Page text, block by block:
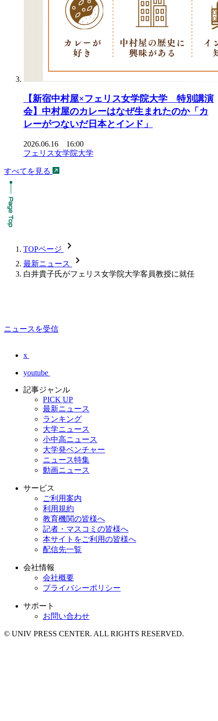
【新宿中村屋×フェリス女学院大学 特別講演
会】中村屋のカレーはなぜ生まれたのか「カ
レーがつないだ日本とインド」
2026.06.16 16:00
フェリス女学院大学
すべてを見る
TOPページ chevron_forward
最新ニュース chevron_forward
白井貴子氏がフェリス女学院大学客員教授に就任
ニュースを受信
x
youtube
記事ジャンル
PICK UP
最新ニュース
ランキング
大学ニュース
小中高ニュース
大学発ベンチャー
ニュース特集
動画ニュース
サービス
ご利用案内
利用規約
教育機関の皆様へ
記者・マスコミの皆様へ
本サイトをご利用の皆様へ
配信先一覧
会社情報
会社概要
プライバシーポリシー
サポート
お問い合わせ
© UNIV PRESS CENTER. ALL RIGHTS RESERVED.